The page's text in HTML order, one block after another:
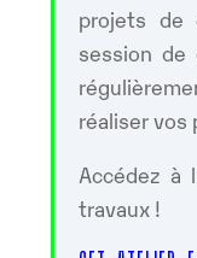
projets de
session de
réaliser vos
Accédez à
travaux !